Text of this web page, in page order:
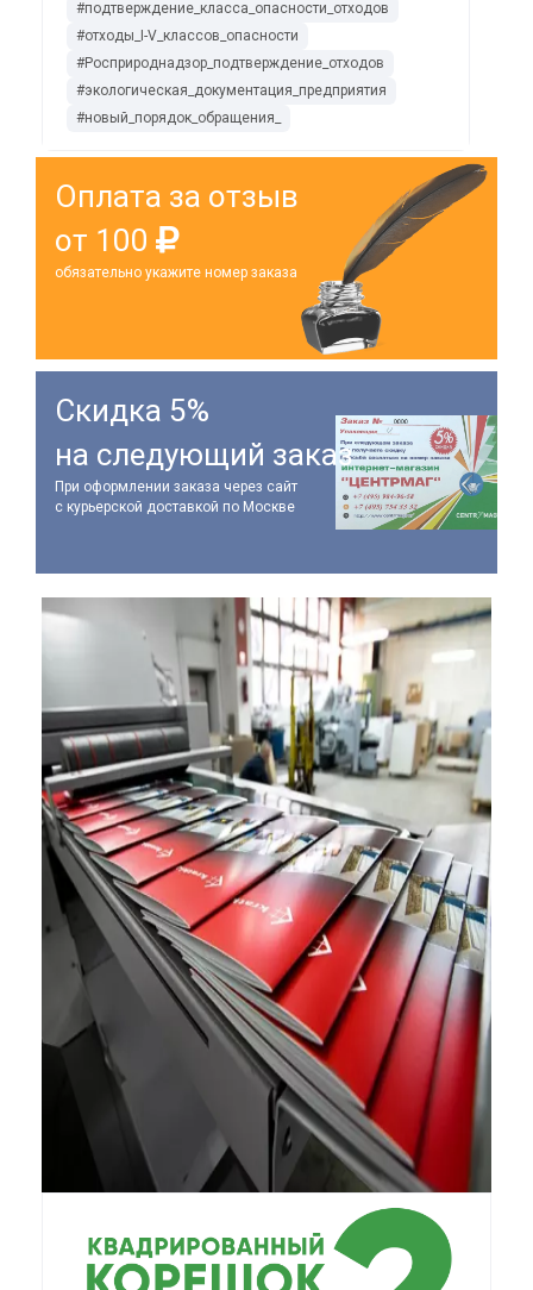
#подтверждение_класса_опасности_отходов
#отходы_I-V_классов_опасности
#Росприроднадзор_подтверждение_отходов
#экологическая_документация_предприятия
#новый_порядок_обращения_
Оплата за отзыв
от 100
обязательно укажите номер заказа
Скидка 5%
на следующий заказ
При оформлении заказа через сайт
с курьерской доставкой по Москве